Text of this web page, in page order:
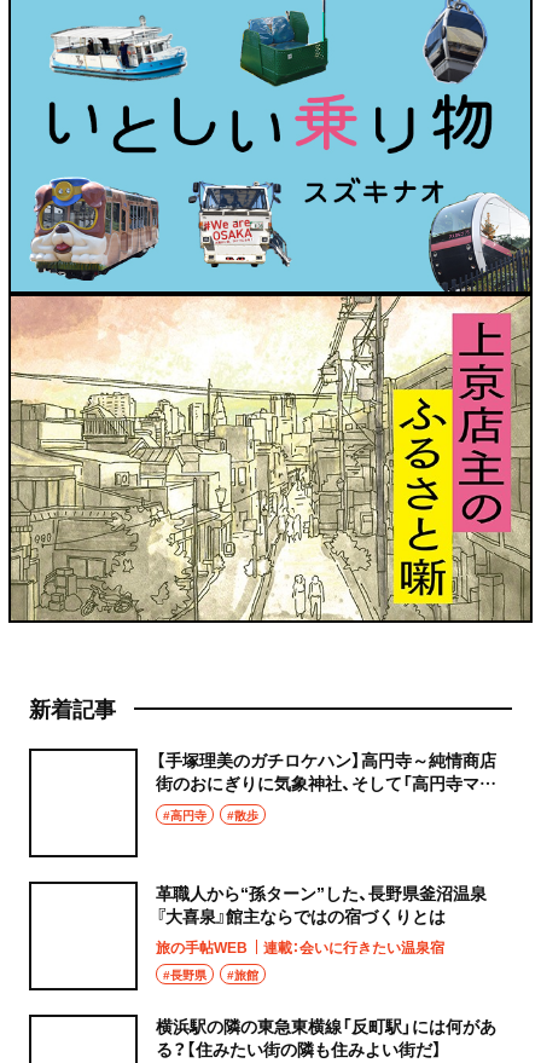
新着記事
【手塚理美のガチロケハン】高円寺～純情商店
街のおにぎりに気象神社、そして「高円寺マシ
タ」へ！
#高円寺 #散歩
革職人から“孫ターン”した、長野県釜沼温泉
『大喜泉』館主ならではの宿づくりとは
旅の手帖WEB 連載：会いに行きたい温泉宿
#長野県 #旅館
横浜駅の隣の東急東横線「反町駅」には何があ
る？【住みたい街の隣も住みよい街だ】